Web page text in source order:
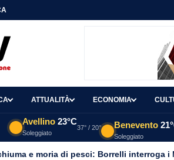
ATTUALITÀ ECONOMIA
Avellino 23°C
Soleggiato
37° / 20° Benevento
Soleggiato
e moria di pesci: Borrelli interroga